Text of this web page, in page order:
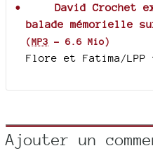
David Crochet
balade mémorielle
(MP3 - 6.6 Mio)
Flore et Fatima/LPP
Ajouter un